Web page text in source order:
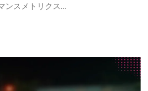
ンスメトリクス…